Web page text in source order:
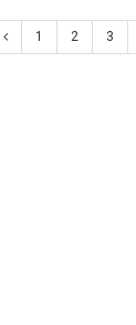
1 2 3